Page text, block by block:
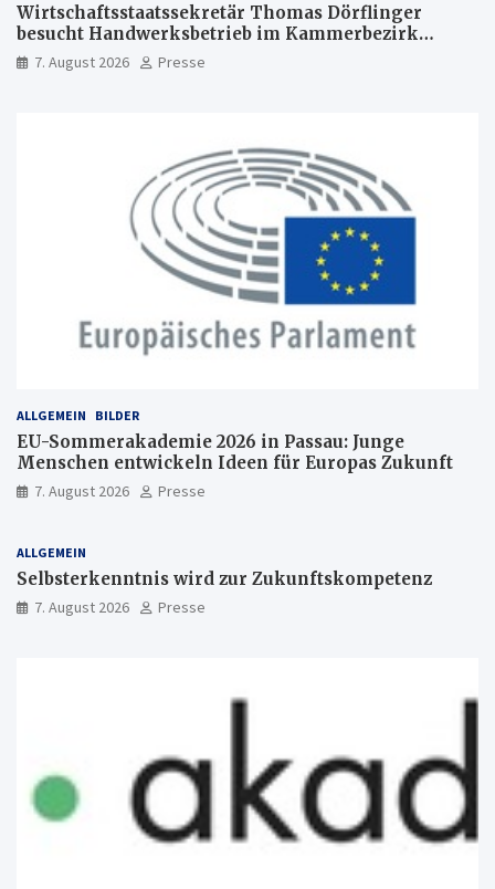
Wirtschaftsstaatssekretär Thomas Dörflinger
besucht Handwerksbetrieb im Kammerbezirk
Freiburg
7. August 2026 Presse
ALLGEMEIN BILDER
EU-Sommerakademie 2026 in Passau: Junge
Menschen entwickeln Ideen für Europas Zukunft
7. August 2026 Presse
ALLGEMEIN
Selbsterkenntnis wird zur Zukunftskompetenz
7. August 2026 Presse